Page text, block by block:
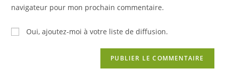
(facultatif)
navigateur pour mon prochain commentaire.
Oui, ajoutez-moi à votre liste de diffusion.